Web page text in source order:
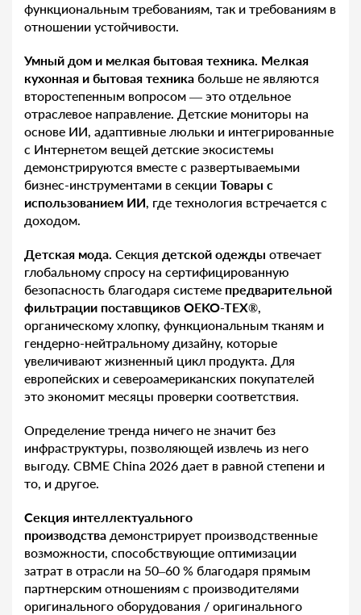
функциональным требованиям, так и требованиям в
отношении устойчивости.
Умный дом и мелкая бытовая техника. Мелкая
кухонная и бытовая техника больше не являются
второстепенным вопросом — это отдельное
отраслевое направление. Детские мониторы на
основе ИИ, адаптивные люльки и интегрированные
с Интернетом вещей детские экосистемы
демонстрируются вместе с развертываемыми
бизнес-инструментами в секции Товары с
использованием ИИ, где технология встречается с
доходом.
Детская мода. Секция детской одежды отвечает
глобальному спросу на сертифицированную
безопасность благодаря системе предварительной
фильтрации поставщиков OEKO-TEX®,
органическому хлопку, функциональным тканям и
гендерно-нейтральному дизайну, которые
увеличивают жизненный цикл продукта. Для
европейских и североамериканских покупателей
это экономит месяцы проверки соответствия.
Определение тренда ничего не значит без
инфраструктуры, позволяющей извлечь из него
выгоду. CBME China 2026 дает в равной степени и
то, и другое.
Секция интеллектуального
производства демонстрирует производственные
возможности, способствующие оптимизации
затрат в отрасли на 50–60 % благодаря прямым
партнерским отношениям с производителями
оригинального оборудования / оригинального